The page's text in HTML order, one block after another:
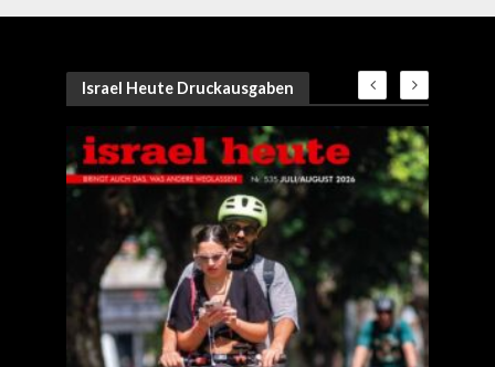
Israel Heute Druckausgaben